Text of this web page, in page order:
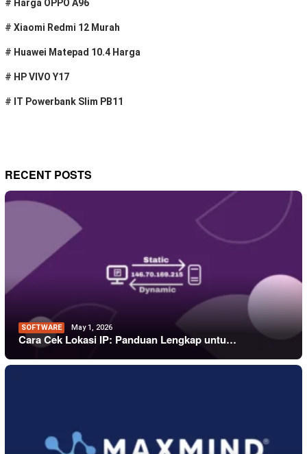
# Harga OPPO A96
# Xiaomi Redmi 12 Murah
# Huawei Matepad 10.4 Harga
# HP VIVO Y17
# IT Powerbank Slim PB11
RECENT POSTS
SOFTWARE May 1, 2026
Cara Cek Lokasi IP: Panduan Lengkap untu…